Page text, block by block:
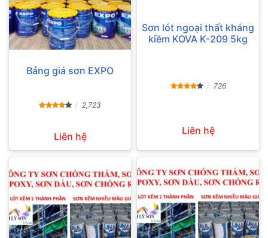
Bảng giá sơn EXPO
2,723
Liên hệ
Sơn lót ngoại thất kháng
kiềm KOVA K-209 5kg
726
Liên hệ